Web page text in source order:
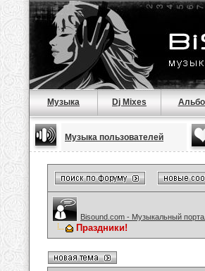
Музыка Dj Mixes
Музыка пользователей
Bisound.com - Музыкальный
Праздники!